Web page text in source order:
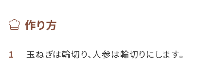
作り方
1 玉ねぎは輪切り、人参は輪切りにします。